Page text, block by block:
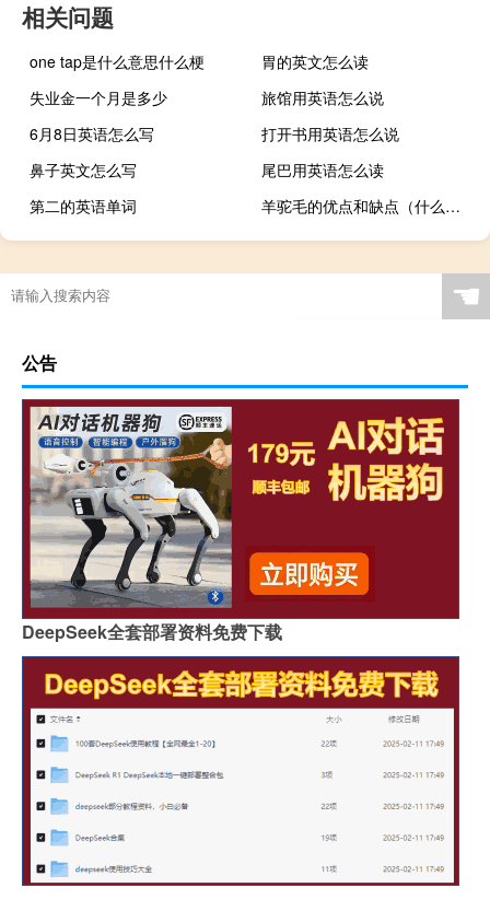
相关问题
one tap是什么意思什么梗
胃的英文怎么读
失业金一个月是多少
旅馆用英语怎么说
6月8日英语怎么写
打开书用英语怎么说
鼻子英文怎么写
尾巴用英语怎么读
第二的英语单词
羊驼毛的优点和缺点（什么是羊驼毛）
☚
公告
DeepSeek全套部署资料免费下载